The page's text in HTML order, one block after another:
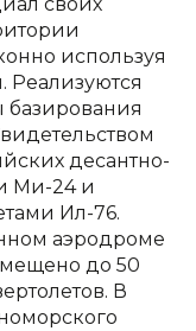
используя
Реализуются
десантно-
Ми-24 и
Ил-76.
аэродроме
до 50
В